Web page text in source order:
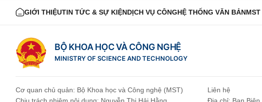
GIỚI THIỆUTIN TỨC & SỰ KIỆNDỊCH VỤ CÔNGHỆ THỐNG VĂN BẢN
BỘ KHOA HỌC VÀ CÔNG NGHỆ
MINISTRY OF SCIENCE AND TECHNOLOGY
Cơ quan chủ quản: Bộ Khoa học và Công nghệ (MST)
Liên hệ